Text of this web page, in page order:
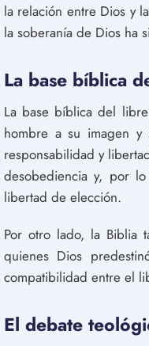
la relación entre Dios y
la soberanía de Dios ha
La base bíblica
La base bíblica del
hombre a su imagen
responsabilidad y
desobediencia y, por
libertad de elección.
Por otro lado, la Biblia
quienes Dios
compatibilidad entre el
El debate